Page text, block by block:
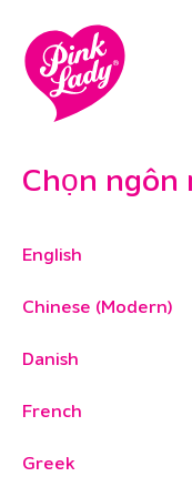
Chọn ngôn
English
Chinese (Modern)
Danish
French
Greek